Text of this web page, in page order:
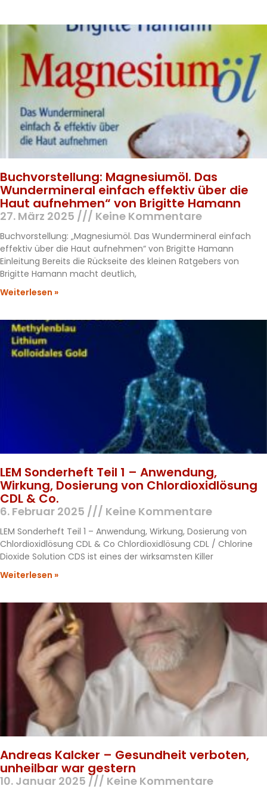
Buchvorstellung: Magnesiumöl. Das
Wundermineral einfach effektiv über die
Haut aufnehmen“ von Brigitte Hamann
27. März 2025 Keine Kommentare
Buchvorstellung: „Magnesiumöl. Das Wundermineral einfach
effektiv über die Haut aufnehmen“ von Brigitte Hamann
Einleitung Bereits die Rückseite des kleinen Ratgebers von
Brigitte Hamann macht deutlich,
Weiterlesen »
LEM Sonderheft Teil 1 – Anwendung,
Wirkung, Dosierung von Chlordioxidlösung
CDL & Co.
6. Februar 2025 Keine Kommentare
LEM Sonderheft Teil 1 – Anwendung, Wirkung, Dosierung von
Chlordioxidlösung CDL & Co Chlordioxidlösung CDL / Chlorine
Dioxide Solution CDS ist eines der wirksamsten Killer
Weiterlesen »
Andreas Kalcker – Gesundheit verboten,
unheilbar war gestern
10. Januar 2025 Keine Kommentare